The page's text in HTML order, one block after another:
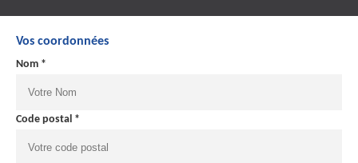
Vos coordonnées
Nom *
Code postal *